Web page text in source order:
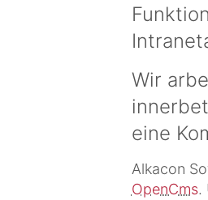
Wir
eine
Alkacon
OpenCms.